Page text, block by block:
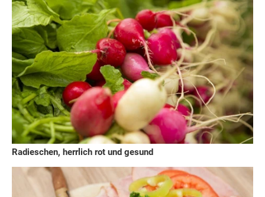
Radieschen, herrlich rot und gesund